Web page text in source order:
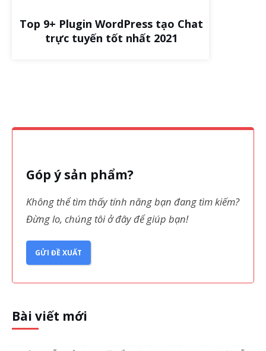
Top 9+ Plugin WordPress tạo Chat
trực tuyến tốt nhất 2021
Góp ý sản phẩm?
Không thể tìm thấy tính năng bạn đang tìm kiếm?
Đừng lo, chúng tôi ở đây để giúp bạn!
GỬI ĐỀ XUẤT
Bài viết mới